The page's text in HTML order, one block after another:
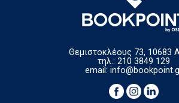
Θεμιστοκλέους 73, 10683
τηλ.: 210 3849 129
email: